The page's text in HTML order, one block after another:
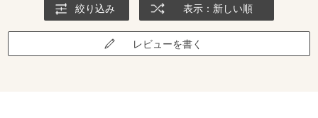
絞り込み 表示：新しい順
レビューを書く